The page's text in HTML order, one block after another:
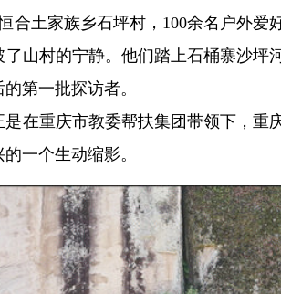
合土家族乡石坪村，100余名户外爱
山村的宁静。他们踏上石桶寨沙坪
第一批探访者。
在重庆市教委帮扶集团带领下，重
一个生动缩影。